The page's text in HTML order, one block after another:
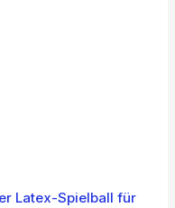
Latex-Spielball für